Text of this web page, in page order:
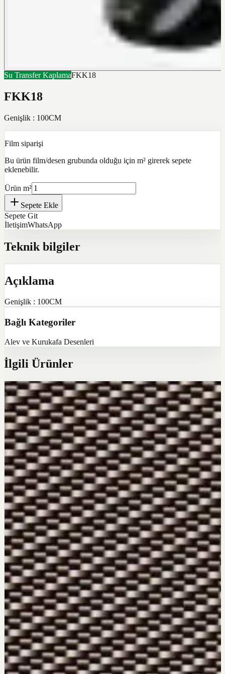
Su Transfer KaplamaFKK18
FKK18
Genişlik : 100CM
Film siparişi
Bu ürün film/desen grubunda olduğu için m² girerek sepete
eklenebilir.
Ürün m²
Sepete Ekle
Sepete Git
İletişimWhatsApp
Teknik bilgiler
Açıklama
Genişlik : 100CM
Bağlı Kategoriler
Alev ve Kurukafa Desenleri
İlgili Ürünler